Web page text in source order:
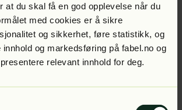
at du skal få en god opplevelse når du
med cookies er å sikre
og sikkerhet, føre statistikk, og
innhold og markedsføring på fabel.no og
relevant innhold for deg.